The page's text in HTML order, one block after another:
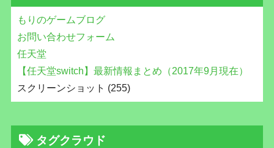
もりのゲームブログ
お問い合わせフォーム
任天堂
【任天堂switch】最新情報まとめ（2017年9月現在）
スクリーンショット (255)
タグクラウド